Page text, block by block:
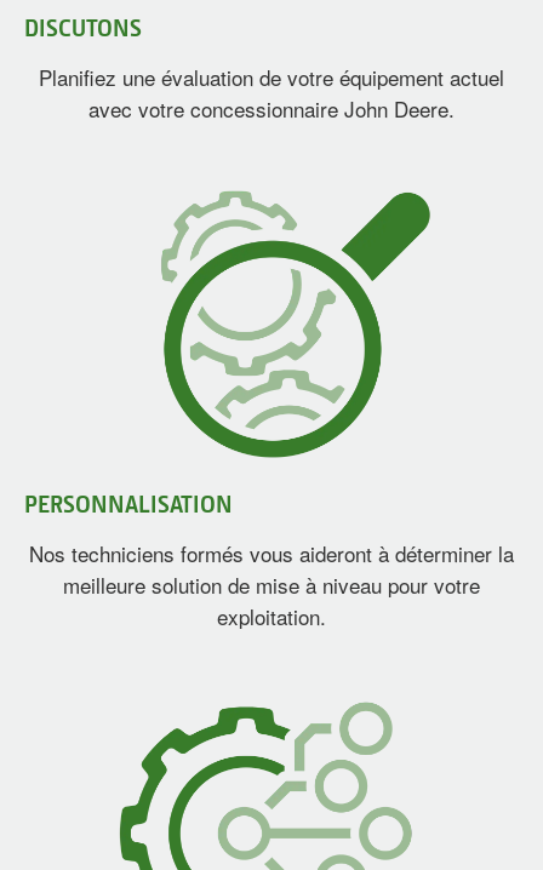
DISCUTONS
Planifiez une évaluation de votre équipement actuel
avec votre concessionnaire John Deere.
PERSONNALISATION
Nos techniciens formés vous aideront à déterminer la
meilleure solution de mise à niveau pour votre
exploitation.